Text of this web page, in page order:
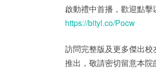
啟動禮中首播，歡迎點擊
https://bityl.co/Pocw
訪問完整版及更多傑出
推出，敬請密切留意本院